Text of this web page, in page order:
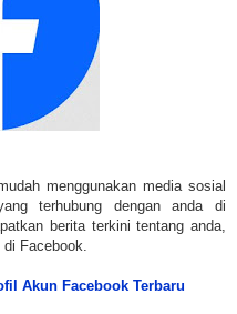
menggunakan media sosial
terhubung dengan anda di
berita terkini tentang anda,
Facebook.
Akun Facebook Terbaru